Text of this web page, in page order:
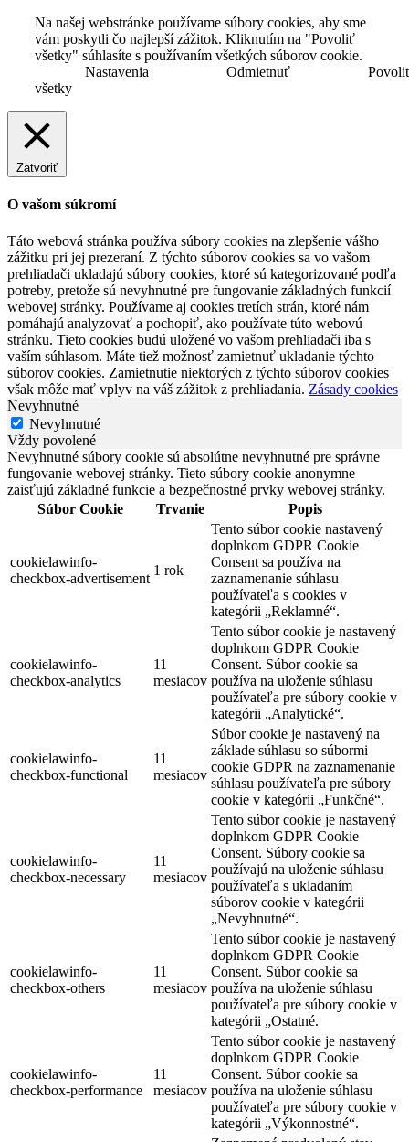
Na našej webstránke používame súbory cookies, aby sme
vám poskytli čo najlepší zážitok. Kliknutím na "Povoliť
všetky" súhlasíte s používaním všetkých súborov cookie.
Nastavenia
Odmietnuť
všetky
Zatvoriť
O vašom súkromí
Táto webová stránka používa súbory cookies na zlepšenie vášho
zážitku pri jej prezeraní. Z týchto súborov cookies sa vo vašom
prehliadači ukladajú súbory cookies, ktoré sú kategorizované podľa
potreby, pretože sú nevyhnutné pre fungovanie základných funkcií
webovej stránky. Používame aj cookies tretích strán, ktoré nám
pomáhajú analyzovať a pochopiť, ako používate túto webovú
stránku. Tieto cookies budú uložené vo vašom prehliadači iba s
vaším súhlasom. Máte tiež možnosť zamietnuť ukladanie týchto
súborov cookies. Zamietnutie niektorých z týchto súborov cookies
však môže mať vplyv na váš zážitok z prehliadania. Zásady cookies
Nevyhnutné
Nevyhnutné
Vždy povolené
Nevyhnutné súbory cookie sú absolútne nevyhnutné pre správne
fungovanie webovej stránky. Tieto súbory cookie anonymne
zaisťujú základné funkcie a bezpečnostné prvky webovej stránky.
Súbor Cookie
Trvanie Popis
cookielawinfo-
checkbox-advertisement
1 rok
Tento súbor cookie nastavený
doplnkom GDPR Cookie
Consent sa používa na
zaznamenanie súhlasu
používateľa s cookies v
kategórii „Reklamné“.
cookielawinfo-
checkbox-analytics
11
mesiacov
Tento súbor cookie je nastavený
doplnkom GDPR Cookie
Consent. Súbor cookie sa
používa na uloženie súhlasu
používateľa pre súbory cookie v
kategórii „Analytické“.
cookielawinfo-
checkbox-functional
11
mesiacov
Súbor cookie je nastavený na
základe súhlasu so súbormi
cookie GDPR na zaznamenanie
súhlasu používateľa pre súbory
cookie v kategórii „Funkčné“.
cookielawinfo-
checkbox-necessary
11
mesiacov
Tento súbor cookie je nastavený
doplnkom GDPR Cookie
Consent. Súbory cookie sa
používajú na uloženie súhlasu
používateľa s ukladaním
súborov cookie v kategórii
„Nevyhnutné“.
cookielawinfo-
checkbox-others
11
mesiacov
Tento súbor cookie je nastavený
doplnkom GDPR Cookie
Consent. Súbor cookie sa
používa na uloženie súhlasu
používateľa pre súbory cookie v
kategórii „Ostatné.
cookielawinfo-
checkbox-performance
11
mesiacov
Tento súbor cookie je nastavený
doplnkom GDPR Cookie
Consent. Súbor cookie sa
používa na uloženie súhlasu
používateľa pre súbory cookie v
kategórii „Výkonnostné“.